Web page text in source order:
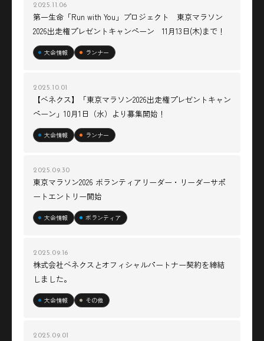
2025.11.06
第一生命「Run with You」プロジェクト 東京マラソン
2026出走権プレゼントキャンペーン 11月13日(木)まで！
大会情報 ランナー
2025.10.01
【ベネクス】「東京マラソン2026出走権プレゼントキャン
ペーン」10月1日（水）より募集開始！
大会情報 ランナー
2025.09.30
東京マラソン2026 ボランティアリーダー・リーダーサポ
ートエントリー開始
大会情報 ボランティア
2025.09.16
株式会社ベネクスとオフィシャルパートナー契約を締結
しました。
大会情報 その他
2025.09.01